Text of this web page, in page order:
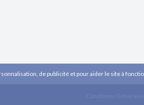
de publicité et pour aider le site à